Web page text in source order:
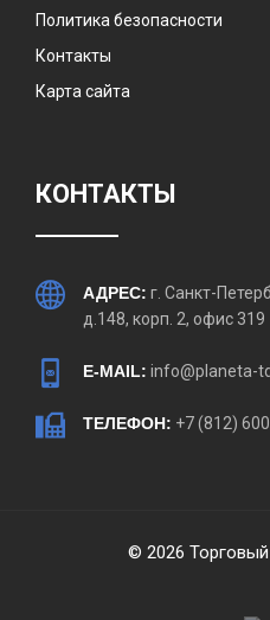
Политика безопасности
Контакты
Карта сайта
КОНТАКТЫ
АДРЕС: г. Санкт-
д.148, корп. 2, офис 319
E-MAIL: info@planeta-
ТЕЛЕФОН: +7 (812)
© 2026